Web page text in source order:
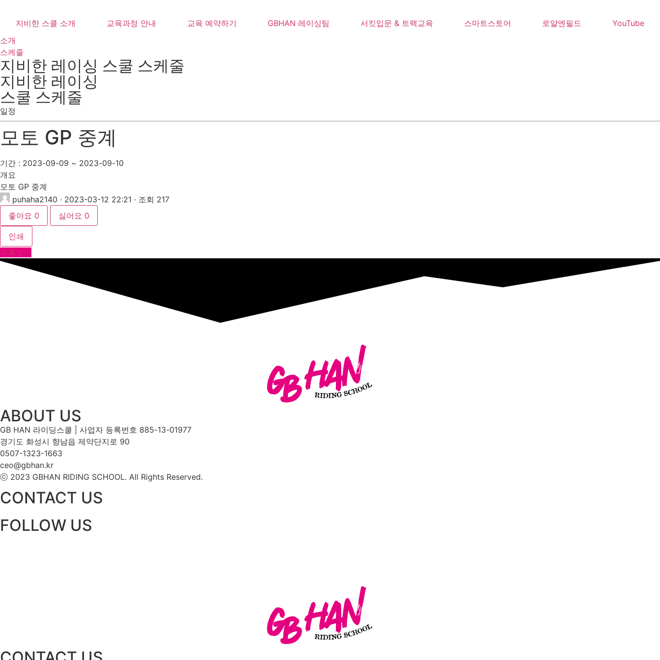
로
건
너
뛰
기
지비한 스쿨 소개 교육과정 안내 교육 예약하기 GBHAN 레이싱팀 서킷입문 & 트랙교육 스마트스토어 로얄엔필드
YouTube
소개
스케줄
지비한 레이싱 스쿨 스케줄
지비한 레이싱
스쿨 스케줄
일정
모토 GP 중계
기간 : 2023-09-09 ~ 2023-09-10
개요
모토 GP 중계
puhaha2140 · 2023-03-12 22:21 · 조회 217
좋아요 0 싫어요 0
인쇄
목록보기
ABOUT US
GB HAN 라이딩스쿨 | 사업자 등록번호 885-13-01977
경기도 화성시 향남읍 제약단지로 90
0507-1323-1663
ceo@gbhan.kr
ⓒ 2023 GBHAN RIDING SCHOOL. All Rights Reserved.
CONTACT US
FOLLOW US